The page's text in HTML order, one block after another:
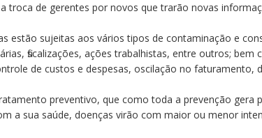
troca de gerentes por novos que trarão novas
estão sujeitas aos vários tipos de contaminação e
fiscalizações, ações trabalhistas, entre outros;
de custos e despesas, oscilação no
preventivo, que como toda a prevenção gera
a sua saúde, doenças virão com maior ou menor